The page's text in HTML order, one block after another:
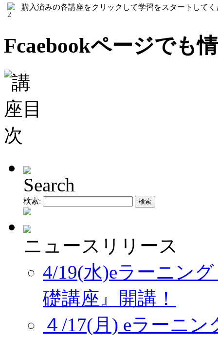
購入済みの各講座をクリックして学習をスタートして
Fcaebookページでも
Search
検索:
ニュースリリース
4/19(水)eラーニン
礎講座』開講！
４/17(月) eラーニ